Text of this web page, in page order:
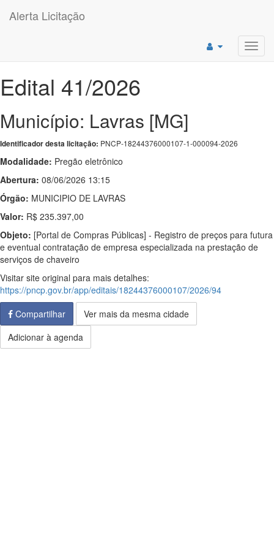
Alerta Licitação
Edital 41/2026
Município: Lavras [MG]
Identificador desta licitação: PNCP-18244376000107-1-000094-2026
Modalidade: Pregão eletrônico
Abertura: 08/06/2026 13:15
Órgão: MUNICIPIO DE LAVRAS
Valor: R$ 235.397,00
Objeto: [Portal de Compras Públicas] - Registro de preços para futura
e eventual contratação de empresa especializada na prestação de
serviços de chaveiro
Visitar site original para mais detalhes:
https://pncp.gov.br/app/editais/18244376000107/2026/94
Compartilhar
Ver mais da mesma cidade
Adicionar à agenda